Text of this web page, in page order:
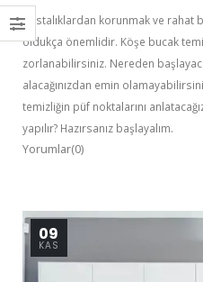
Hastalıklardan korunmak ve rahat
oldukça önemlidir. Köşe bucak
zorlanabilirsiniz. Nereden
alacağınızdan emin
temizliğin püf noktalarını
yapılır? Hazırsanız başlayalım.
Yorumlar(0)
09
KAS